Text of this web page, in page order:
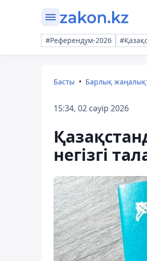
#Референдум-2026
Басты Барлық
15:34, 02 сәуір 2026
негізгі